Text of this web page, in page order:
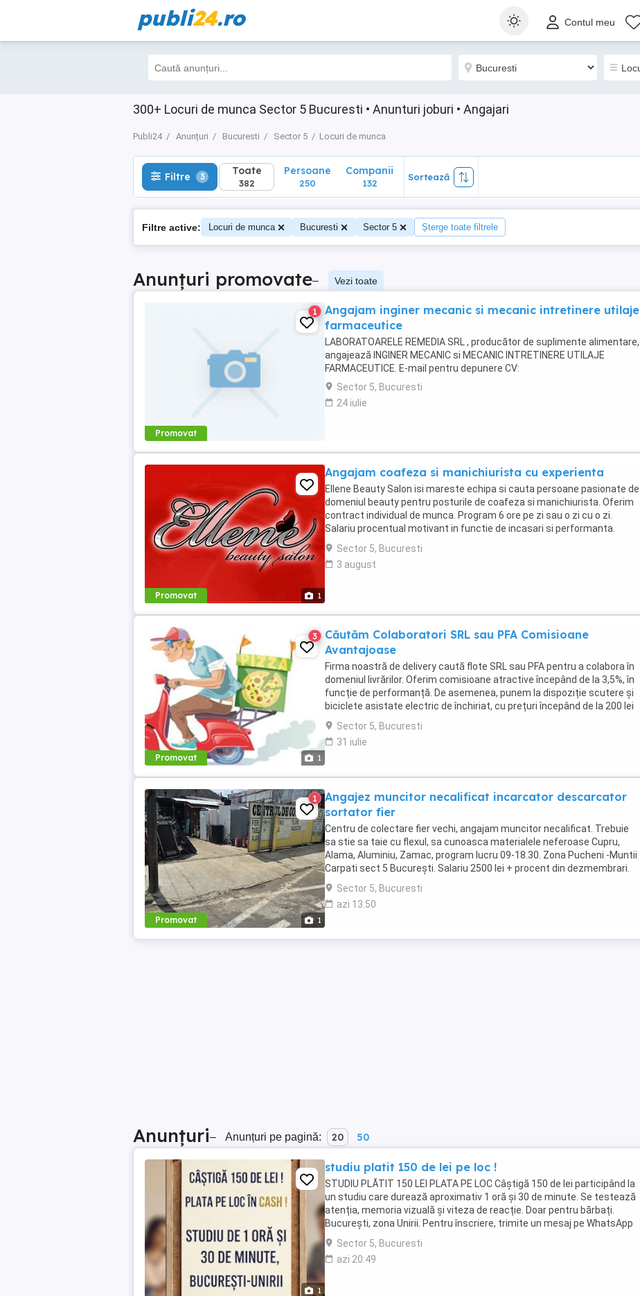
publi24.ro Contul meu
300+ Locuri de munca Sector 5 Bucuresti • Anunturi joburi • Angajari
Publi24 Anunțuri Bucuresti Sector 5 Locuri de munca
Filtre 3 Toate
382
Filtre 3 Toate
382
Persoane
250
Companii
132
Sortează
Filtre active: Locuri de munca Bucuresti Sector 5 Șterge toate filtrele
Anunțuri promovate– Vezi toate
Promovat
1
Angajam inginer mecanic si mecanic intretinere utilaje
farmaceutice
LABORATOARELE REMEDIA SRL , producător de suplimente alimentare,
angajează INGINER MECANIC si MECANIC INTRETINERE UTILAJE
FARMACEUTICE. E-mail pentru depunere CV:
Sector 5, Bucuresti
24 iulie
Promovat 1
Angajam coafeza si manichiurista cu experienta
Ellene Beauty Salon isi mareste echipa si cauta persoane pasionate de
domeniul beauty pentru posturile de coafeza si manichiurista. Oferim
contract individual de munca. Program 6 ore pe zi sau o zi cu o zi.
Salariu procentual motivant in functie de incasari si performanta.
Suntem o echipa foarte stabila ...
Sector 5, Bucuresti
3 august
Promovat 1
3
Căutăm Colaboratori SRL sau PFA Comisioane
Avantajoase
Firma noastră de delivery caută flote SRL sau PFA pentru a colabora în
domeniul livrărilor. Oferim comisioane atractive începând de la 3,5%, în
funcție de performanță. De asemenea, punem la dispoziție scutere și
biciclete asistate electric de închiriat, cu prețuri începând de la 200 lei
saptamana, pentru ...
Sector 5, Bucuresti
31 iulie
Promovat 1
1
Angajez muncitor necalificat incarcator descarcator
sortator fier
Centru de colectare fier vechi, angajam muncitor necalificat. Trebuie
sa stie sa taie cu flexul, sa cunoasca materialele neferoase Cupru,
Alama, Aluminiu, Zamac, program lucru 09-18.30. Zona Pucheni -Muntii
Carpati sect 5 București. Salariu 2500 lei + procent din dezmembrari.
Contact
Sector 5, Bucuresti
azi 13:50
Anunțuri– Anunțuri pe pagină: 20 50
1
studiu platit 150 de lei pe loc !
STUDIU PLĂTIT 150 LEI PLATA PE LOC Câștigă 150 de lei participând la
un studiu care durează aproximativ 1 oră și 30 de minute. Se testează
atenția, memoria vizuală și viteza de reacție. Doar pentru bărbați.
București, zona Unirii. Pentru înscriere, trimite un mesaj pe WhatsApp
...
Sector 5, Bucuresti
azi 20:49